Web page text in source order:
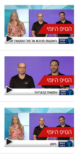
ויראלי
טלוויזיה
עסקי
ספורט
קריירה
ולימודים
מינויים
הטיפ היומי
הטיפ היומי
הטיפ היומי